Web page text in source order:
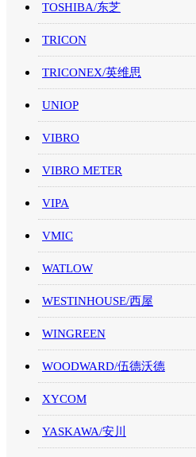
TOSHIBA/东芝
TRICON
TRICONEX/英维思
UNIOP
VIBRO
VIBRO METER
VIPA
VMIC
WATLOW
WESTINHOUSE/西屋
WINGREEN
WOODWARD/伍德沃德
XYCOM
YASKAWA/安川